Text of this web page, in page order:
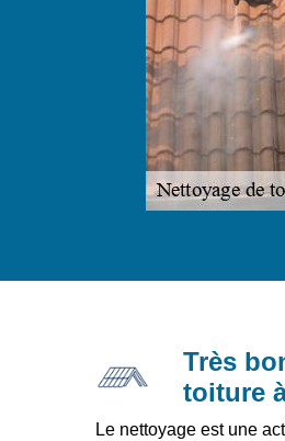
Très
toiture
Le nettoyage est une